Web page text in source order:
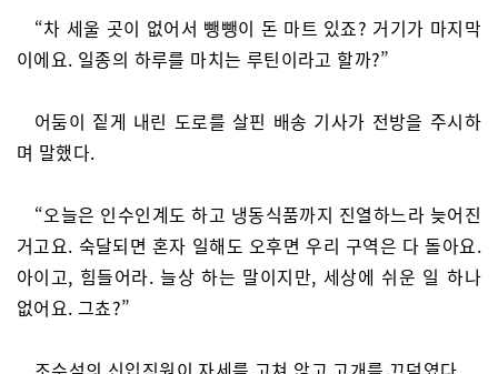
“차 세울 곳이 없어서 뺑뺑이 돈 마트 있죠? 거기가 마지막
이에요. 일종의 하루를 마치는 루틴이라고 할까?”
어둠이 짙게 내린 도로를 살핀 배송 기사가 전방을 주시하
며 말했다.
“오늘은 인수인계도 하고 냉동식품까지 진열하느라 늦어진
거고요. 숙달되면 혼자 일해도 오후면 우리 구역은 다 돌아요.
아이고, 힘들어라. 늘상 하는 말이지만, 세상에 쉬운 일 하나
없어요. 그쵸?”